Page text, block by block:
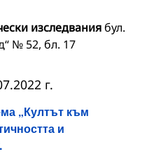
изследваниябул.
№ 52, бл. 17
„Култът към
и
г.